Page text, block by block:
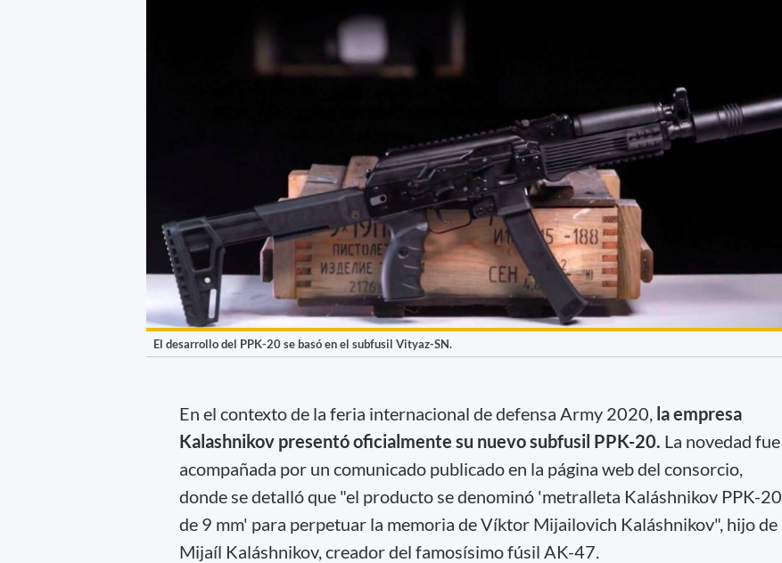
El desarrollo del PPK-20 se basó en el subfusil Vityaz-SN.
En el contexto de la feria internacional de defensa Army 2020, la empresa
Kalashnikov presentó oficialmente su nuevo subfusil PPK-20. La novedad fue
acompañada por un comunicado publicado en la página web del consorcio,
donde se detalló que "el producto se denominó 'metralleta Kaláshnikov PPK-20
de 9 mm' para perpetuar la memoria de Víktor Mijailovich Kaláshnikov", hijo de
Mijaíl Kaláshnikov, creador del famosísimo fúsil AK-47.